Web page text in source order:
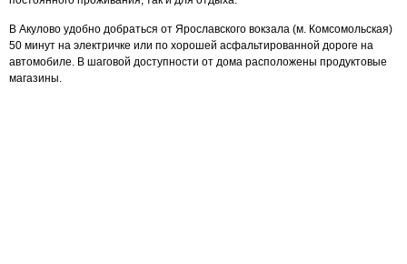
В Акулово удобно добраться от Ярославского вокзала (м. Комсомольская)
50 минут на электричке или по хорошей асфальтированной дороге на
автомобиле. В шаговой доступности от дома расположены продуктовые
магазины.